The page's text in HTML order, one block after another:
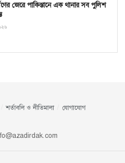
জেরে পাকিস্তানে এক থানার সব পুলিশ
শর্তাবলি ও নীতিমালা যোগাযোগ